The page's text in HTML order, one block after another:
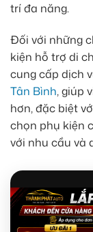
trí đa năng.
Đối với những
kiện hỗ trợ di
cung cấp dịch
Tân Bình, giúp
hơn, đặc biệt
chọn phụ kiện
với nhu cầu và